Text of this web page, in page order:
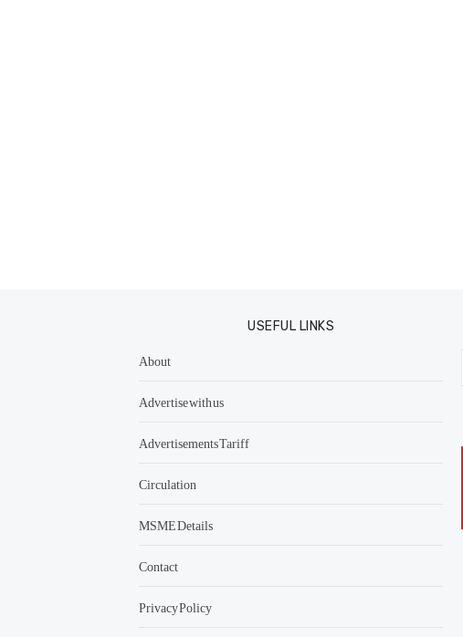
USEFUL LINKS
About
Advertise with us
Advertisements Tariff
Circulation
MSME Details
Contact
Privacy Policy